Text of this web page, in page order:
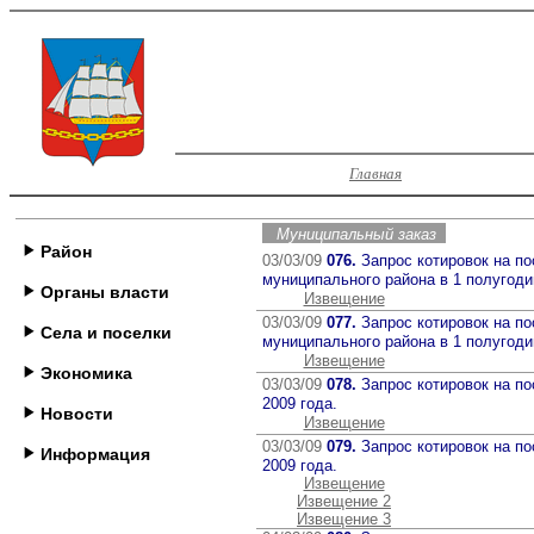
Главная
Район
Органы власти
Села и поселки
Экономика
Новости
Информация
Муниципальный заказ
03/03/09 076. Запрос котировок на
муниципального района в 1
Извещение
03/03/09 077. Запрос котировок на
муниципального района в 1
Извещение
03/03/09 078. Запрос котировок на
2009 года.
Извещение
03/03/09 079. Запрос котировок на
2009 года.
Извещение
Извещение 2
Извещение 3